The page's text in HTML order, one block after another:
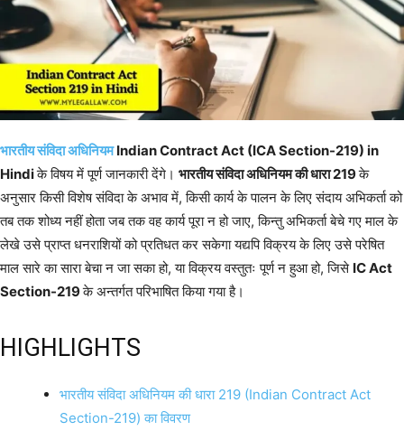
भारतीय संविदा अधिनियमIndian Contract Act (ICA Section-219) in
Hindiके विषय में पूर्ण जानकारी देंगे। भारतीय संविदा अधिनियम की धारा 219के
अनुसार किसी विशेष संविदा के अभाव में, किसी कार्य के पालन के लिए संदाय अभिकर्ता को
तब तक शोध्य नहीं होता जब तक वह कार्य पूरा न हो जाए, किन्तु अभिकर्ता बेचे गए माल के
लेखे उसे प्राप्त धनराशियों को प्रतिधत कर सकेगा यद्यपि विक्रय के लिए उसे परेषित
माल सारे का सारा बेचा न जा सका हो, या विक्रय वस्तुतः पूर्ण न हुआ हो, जिसे IC Act
Section-219के अन्तर्गत परिभाषित किया गया है।
HIGHLIGHTS
भारतीय संविदा अधिनियम की धारा 219 (Indian Contract Act
Section-219) का विवरण